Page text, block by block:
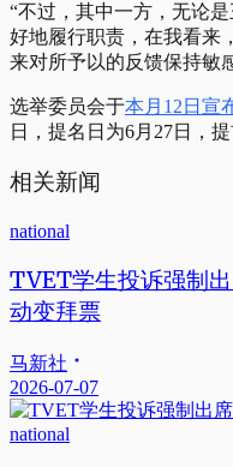
“不过，其中一方，无论
好地履行职责，在我看来
来对所予以的反馈保持敏
选举委员会于本月12日宣
日，提名日为6月27日，
相关新闻
national
TVET学生投诉强制
动变拜票
马新社
2026-07-07
national